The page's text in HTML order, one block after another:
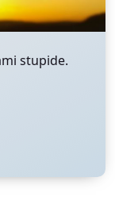
stupide.